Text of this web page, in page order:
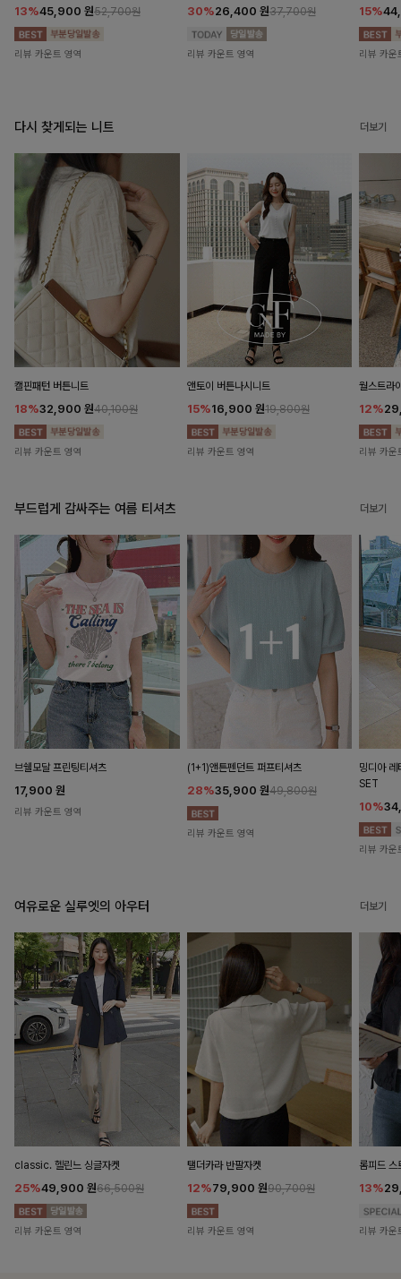
13%45,900 원52,700원
리뷰 카운트 영역
30%26,400 원37,700원
리뷰 카운트 영역
15%
리뷰 카운
다시 찾게되는 니트 더보기
캘핀패턴 버튼니트
18%32,900 원40,100원
리뷰 카운트 영역
앤토이 버튼나시니트
15%16,900 원19,800원
리뷰 카운트 영역
월스트라
12%
리뷰 카운
부드럽게 감싸주는 여름 티셔츠 더보기
브쉘모달 프린팅티셔츠
17,900 원
리뷰 카운트 영역
(1+1)앤튼펜던트 퍼프티셔츠
28%35,900 원49,800원
리뷰 카운트 영역
밍디아 레
SET
10%
리뷰 카운
여유로운 실루엣의 아우터 더보기
classic. 헬린느 싱글자켓
25%49,900 원66,500원
리뷰 카운트 영역
탤더카라 반팔자켓
12%79,900 원90,700원
리뷰 카운트 영역
롬피드 스
13%
리뷰 카운